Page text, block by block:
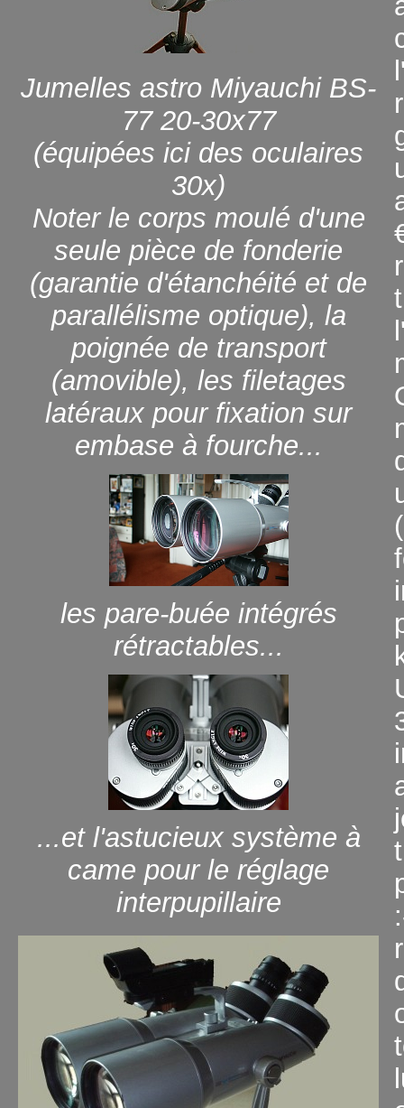
Jumelles astro Miyauchi BS-
77 20-30x77
(équipées ici des oculaires
30x)
Noter le corps moulé d'une
seule pièce de fonderie
(garantie d'étanchéité et de
parallélisme optique), la
poignée de transport
(amovible), les filetages
latéraux pour fixation sur
embase à fourche...
les pare-buée intégrés
rétractables...
...et l'astucieux système à
came pour le réglage
interpupillaire